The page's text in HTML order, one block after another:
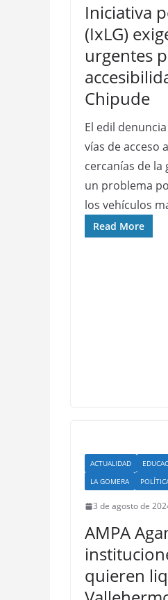
Iniciativa
(IxLG)
urgentes
Chipude
El edil
vías de acceso
cercanías de la
un problema
los vehículos
Read More
ACTUALIDAD
LA GOMERA
3 de agosto de
AMPA
quieren